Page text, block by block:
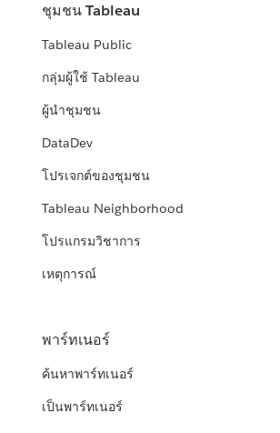
ชุมชน Tableau
Tableau Public
กลุ่มผู้ใช้ Tableau
ผู้นำชุมชน
DataDev
โปรเจกต์ของชุมชน
Tableau Neighborhood
โปรแกรมวิชาการ
เหตุการณ์
พาร์ทเนอร์
ค้นหาพาร์ทเนอร์
เป็นพาร์ทเนอร์